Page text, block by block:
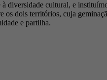
diversidade cultural, e
dois territórios, cuja
e partilha.